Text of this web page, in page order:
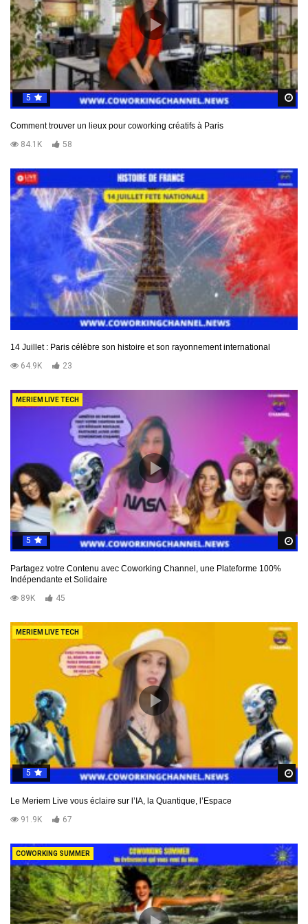
5
Comment trouver un lieux pour coworking créatifs à Paris
84.1K
58
14 Juillet : Paris célèbre son histoire et son rayonnement international
64.9K
23
MERIEM LIVE TECH
5
Partagez votre Contenu avec Coworking Channel, une Plateforme 100%
Indépendante et Solidaire
89K
45
MERIEM LIVE TECH
5
Le Meriem Live vous éclaire sur l’IA, la Quantique, l’Espace
91.9K
67
COWORKING SUMMER